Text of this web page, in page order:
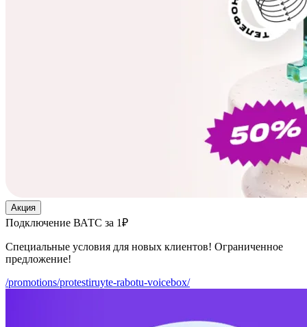
Акция
Подключение ВАТС за 1₽
Специальные условия для новых клиентов! Ограниченное
предложение!
/promotions/protestiruyte-rabotu-voicebox/